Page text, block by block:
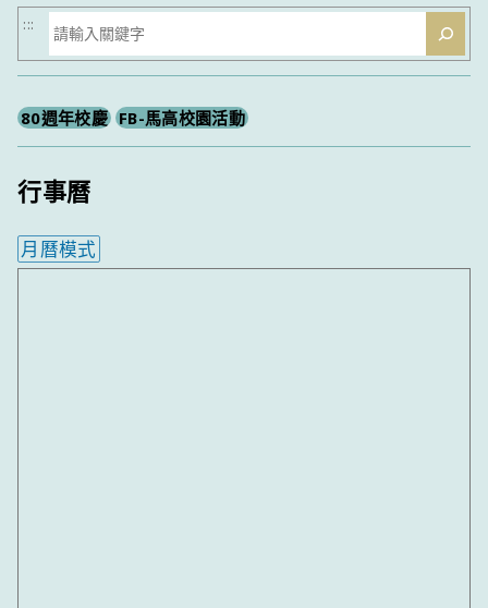
搜
尋
:::
80週年校慶 FB-馬高校園活動
行事曆
月曆模式